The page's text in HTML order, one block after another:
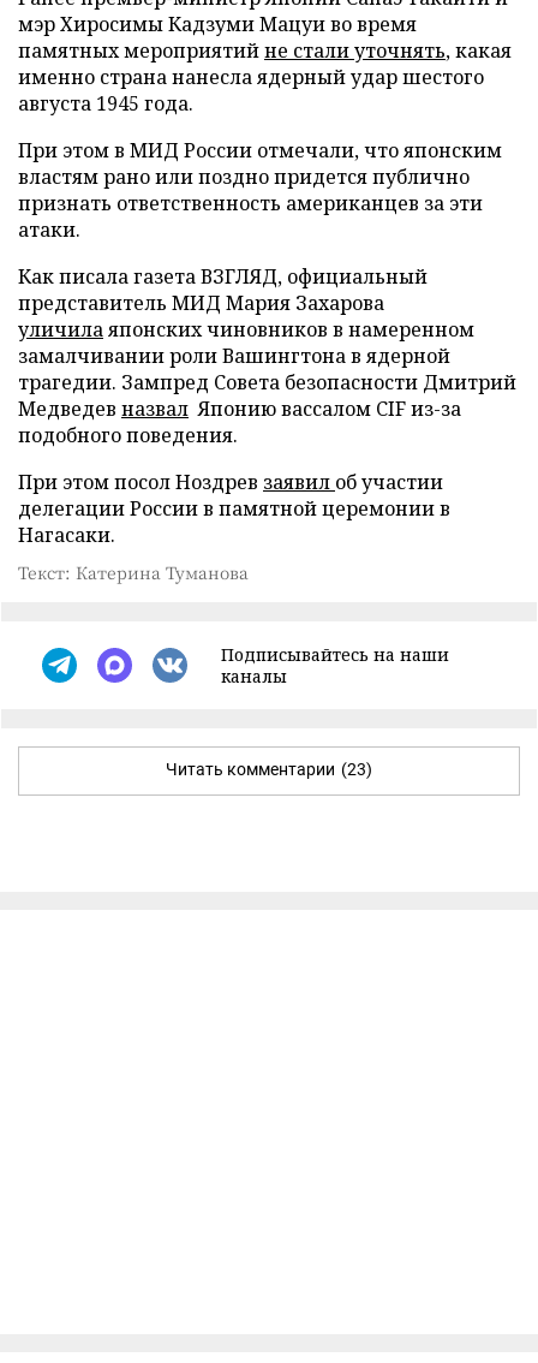
мэр Хиросимы Кадзуми Мацуи во время
памятных мероприятийне стали уточнять, какая
именно страна нанесла ядерный удар шестого
августа 1945 года.
При этом в МИД России отмечали, что японским
властям рано или поздно придется публично
признать ответственность американцев за эти
атаки.
Как писала газета ВЗГЛЯД, официальный
представитель МИД Мария Захарова
уличилаяпонских чиновников в намеренном
замалчивании роли Вашингтона в ядерной
трагедии. Зампред Совета безопасности Дмитрий
Медведев назвал Японию вассалом CIF из-за
подобного поведения.
При этом посол Ноздрев заявил об участии
делегации России в памятной церемонии в
Нагасаки.
Текст: Катерина Туманова
Подписывайтесь на наши
каналы
Читать комментарии (23)